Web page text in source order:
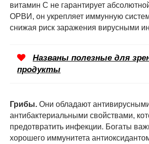
витамин С не гарантирует
ОРВИ, он укрепляет иммунную
снижая риск заражения вирусными
Названы полезные для
продукты
Грибы. Они обладают
антибактериальными свойствами,
предотвратить инфекции. Богаты
хорошего иммунитета